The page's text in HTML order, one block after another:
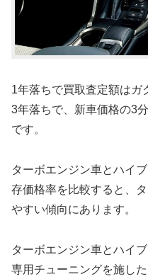
1年落ちで買取査定額はガ
3年落ちで、新車価格の3
です。
ターボエンジン車とハイ
存価格率を比較すると、
やすい傾向にあります。
ターボエンジン車とハイ
専用チューニングを施し